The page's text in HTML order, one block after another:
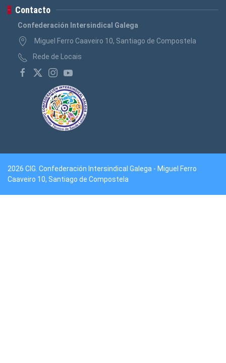
Contacto
Confederación Intersindical Galega
Miguel Ferro Caaveiro 10, Santiago de Compostela
Rede de Locais
2026 CIG. Confederación Intersindical Galega - Miguel Ferro
Caaveiro 10, Santiago de Compostela